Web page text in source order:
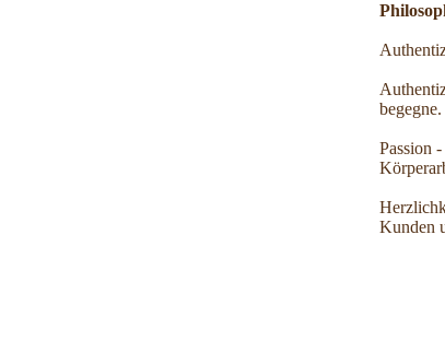
begegne.
Passion
Kunden